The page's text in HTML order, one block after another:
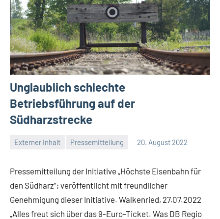
Unglaublich schlechte
Betriebsführung auf der
Südharzstrecke
Externer Inhalt Pressemitteilung 20. August 2022
Pressemitteilung der Initiative „Höchste Eisenbahn für
den Südharz“; veröffentlicht mit freundlicher
Genehmigung dieser Initiative. Walkenried, 27.07.2022
„Alles freut sich über das 9-Euro-Ticket. Was DB Regio